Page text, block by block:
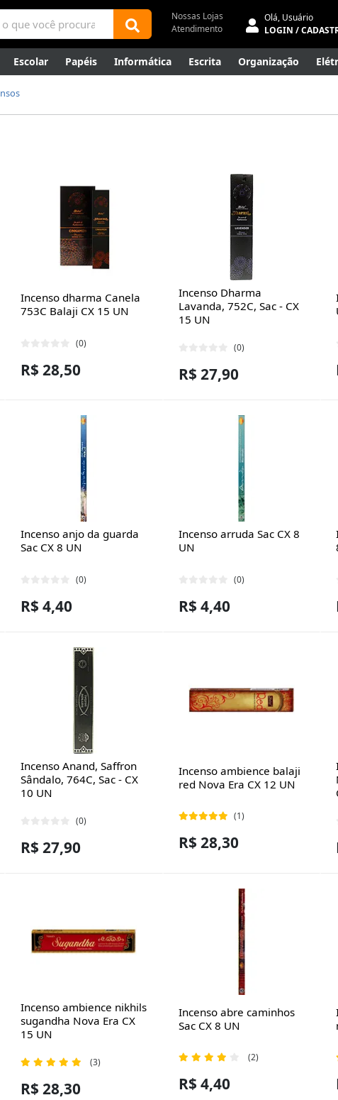
Nossas Lojas
Atendimento
Olá, Usuário
LOGIN /
Escolar Papéis Informática Escrita Organização
Canetas Luxo
Outlet
Incenso dharma Canela
753C Balaji CX 15 UN
(0)
R$ 28,50
Incenso Dharma
Lavanda, 752C, Sac - CX
15 UN
(0)
R$ 27,90
Incenso anjo da guarda
Sac CX 8 UN
(0)
R$ 4,40
Incenso arruda Sac CX 8
UN
(0)
R$ 4,40
Incenso Anand, Saffron
Sândalo, 764C, Sac - CX
10 UN
(0)
R$ 27,90
Incenso ambience balaji
red Nova Era CX 12 UN
(1)
R$ 28,30
Incenso ambience nikhils
sugandha Nova Era CX
15 UN
(3)
R$ 28,30
Incenso abre caminhos
Sac CX 8 UN
(2)
R$ 4,40